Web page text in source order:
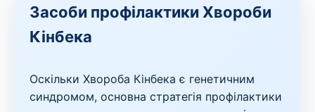
Засоби профілактики Хвороби
Кінбека
Оскільки Хвороба Кінбека є генетичним
синдромом, основна стратегія профілактики